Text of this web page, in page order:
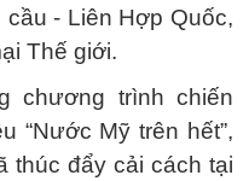
- Liên Hợp Quốc,
Thế giới.
chương trình chiến
“Nước Mỹ trên hết”,
thúc đẩy cải cách tại